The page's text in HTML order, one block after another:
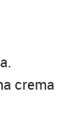
crema